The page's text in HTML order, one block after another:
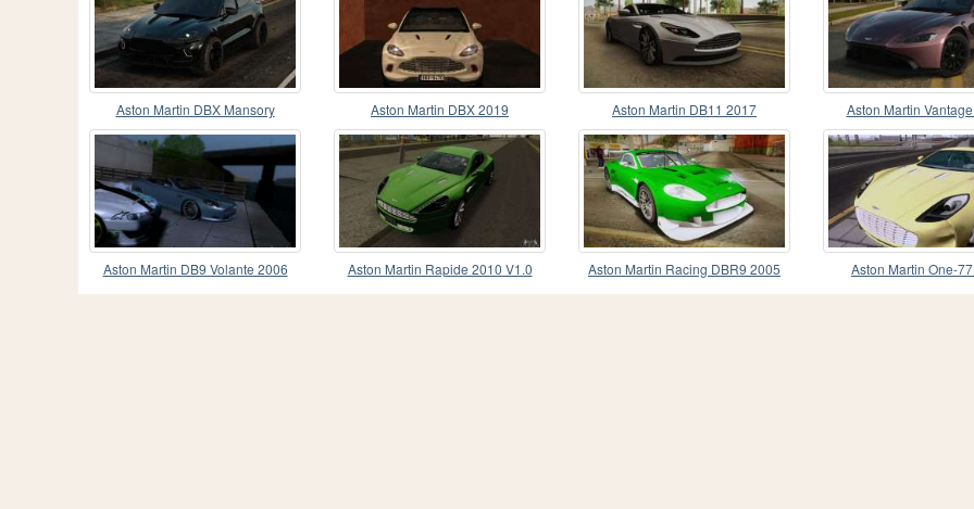
Aston Martin DBX Mansory Aston Martin DBX 2019 Aston Martin DB11 2017 Aston Martin
Aston Martin DB9 Volante 2006 Aston Martin Rapide 2010 V1.0
Aston Martin Racing DBR9 2005
Aston Martin One-